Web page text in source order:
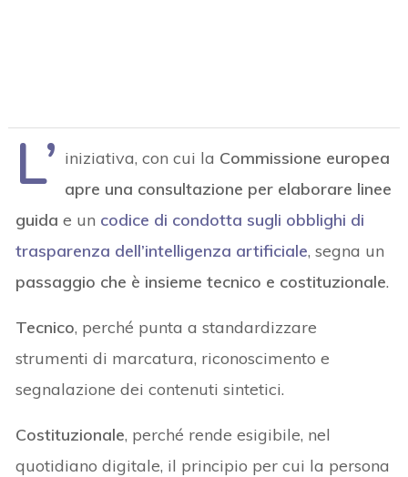
L’ iniziativa, con cui la Commissione europea
apre una consultazione per elaborare linee
guida e un codice di condotta sugli obblighi di
trasparenza dell’intelligenza artificiale, segna un
passaggio che è insieme tecnico e costituzionale.
Tecnico, perché punta a standardizzare
strumenti di marcatura, riconoscimento e
segnalazione dei contenuti sintetici.
Costituzionale, perché rende esigibile, nel
quotidiano digitale, il principio per cui la persona